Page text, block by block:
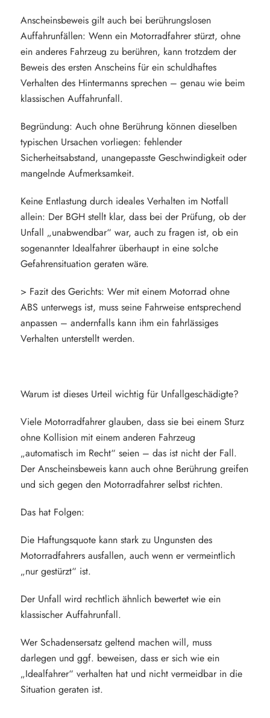
Anscheinsbeweis gilt auch bei berührungslosen
Auffahrunfällen: Wenn ein Motorradfahrer stürzt, ohne
ein anderes Fahrzeug zu berühren, kann trotzdem der
Beweis des ersten Anscheins für ein schuldhaftes
Verhalten des Hintermanns sprechen – genau wie beim
klassischen Auffahrunfall.
Begründung: Auch ohne Berührung können dieselben
typischen Ursachen vorliegen: fehlender
Sicherheitsabstand, unangepasste Geschwindigkeit oder
mangelnde Aufmerksamkeit.
Keine Entlastung durch ideales Verhalten im Notfall
allein: Der BGH stellt klar, dass bei der Prüfung, ob der
Unfall „unabwendbar“ war, auch zu fragen ist, ob ein
sogenannter Idealfahrer überhaupt in eine solche
Gefahrensituation geraten wäre.
> Fazit des Gerichts: Wer mit einem Motorrad ohne
ABS unterwegs ist, muss seine Fahrweise entsprechend
anpassen – andernfalls kann ihm ein fahrlässiges
Verhalten unterstellt werden.
Warum ist dieses Urteil wichtig für Unfallgeschädigte?
Viele Motorradfahrer glauben, dass sie bei einem Sturz
ohne Kollision mit einem anderen Fahrzeug
„automatisch im Recht“ seien – das ist nicht der Fall.
Der Anscheinsbeweis kann auch ohne Berührung greifen
und sich gegen den Motorradfahrer selbst richten.
Das hat Folgen:
Die Haftungsquote kann stark zu Ungunsten des
Motorradfahrers ausfallen, auch wenn er vermeintlich
„nur gestürzt“ ist.
Der Unfall wird rechtlich ähnlich bewertet wie ein
klassischer Auffahrunfall.
Wer Schadensersatz geltend machen will, muss
darlegen und ggf. beweisen, dass er sich wie ein
„Idealfahrer“ verhalten hat und nicht vermeidbar in die
Situation geraten ist.